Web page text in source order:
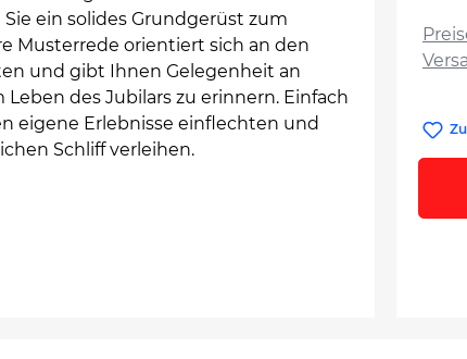
ein solides Grundgerüst zum
Musterrede orientiert sich an den
und gibt Ihnen Gelegenheit an
des Jubilars zu erinnern. Einfach
eigene Erlebnisse einflechten und
Schliff verleihen.